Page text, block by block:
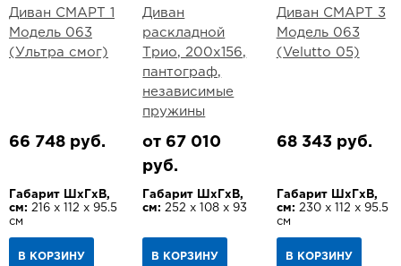
Диван СМАРТ 1
Модель 063
(Ультра смог)
66 748 руб.
Габарит ШхГхВ,
см: 216 х 112 х 95.5
см
В КОРЗИНУ
Диван
раскладной
Трио, 200х156,
пантограф,
независимые
пружины
от 67 010
руб.
Габарит ШхГхВ,
см: 252 х 108 х 93
В КОРЗИНУ
Диван СМАРТ 3
Модель 063
(Velutto 05)
68 343 руб.
Габарит ШхГхВ,
см: 230 х 112 х 95.5
см
В КОРЗИНУ